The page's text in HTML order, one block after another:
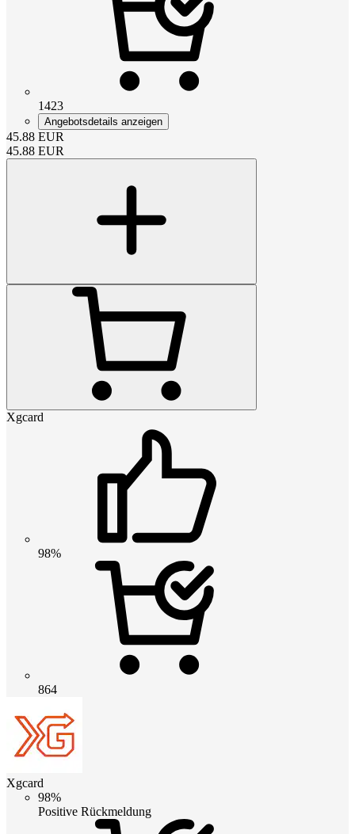
1423
Angebotsdetails anzeigen
45.88 EUR
45.88 EUR
Xgcard
98%
864
Xgcard
98%
Positive Rückmeldung